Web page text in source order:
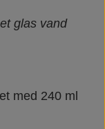
et glas vand
med 240 ml